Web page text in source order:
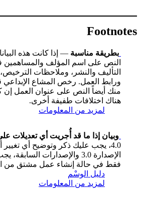
Footnotes
بطريقة مناسبة — إذا كانت هذه
النص على اسم المؤلف والمساهمين
التأليف والنشر، وملاحظات
منك أيضاً النص على عنوان العمل إن
هناك اختلافات طفيفة أخرى.
لمزيد من المعلومات
وبيان إذا ما قد أُجريت أي تعديلات
4.0، يجب عليك ذكر وتوضيح أي
الإصدارة 3.0 والإصدارات
فقط في حالة إنشاء عمل مشتق من
دليل الوسْم
لمزيد من المعلومات